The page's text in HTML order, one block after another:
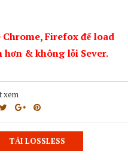
Firefox để load
& không lỗi Sever.
xem
TẢI LOSSLESS